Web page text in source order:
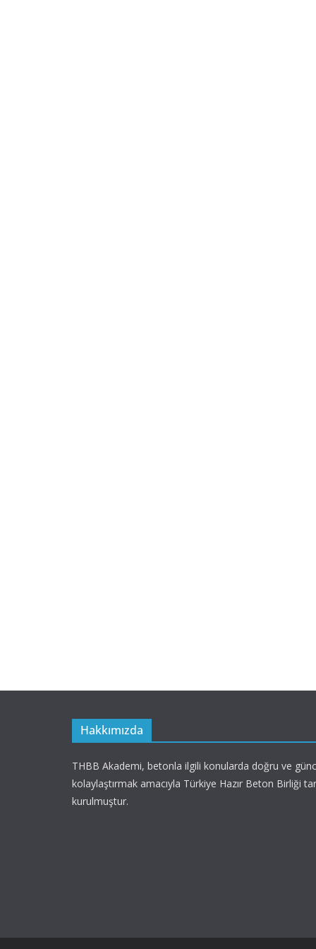
Hakkımızda
THBB Akademi, betonla ilgili konularda doğru ve
kolaylaştırmak amacıyla Türkiye Hazır Beton Birliği
kurulmuştur.